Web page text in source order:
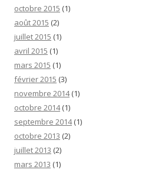
octobre 2015 (1)
août 2015 (2)
juillet 2015 (1)
avril 2015 (1)
mars 2015 (1)
février 2015 (3)
novembre 2014(1)
octobre 2014(1)
septembre 2014(1)
octobre 2013 (2)
juillet 2013 (2)
mars 2013 (1)